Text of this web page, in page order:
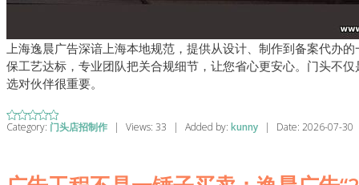
上海逸晨广告深谙上海本地规范，提供从设计、制作到备案代办
保工艺达标，专业团队把关合规细节，让您省心更安心。门头不
选对伙伴很重要。
Category: 门头店招制作 | Views: 33 | Added by: kunny | Date: 2026-07-30